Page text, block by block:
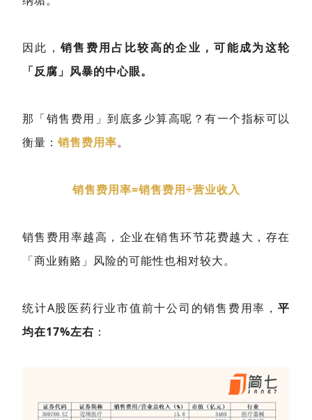
因此，销售费用占比较高的企业，可能成为这轮
「反腐」风暴的中心眼。
那「销售费用」到底多少算高呢？有一个指标可以
衡量： 销售费用率。
销售费用率=销售费用÷营业收入
销售费用率越高，企业在销售环节花费越大，存在
「商业贿赂」风险的可能性也相对较大。
统计A股医药行业市值前十公司的销售费用率， 平
均在17%左右 ：